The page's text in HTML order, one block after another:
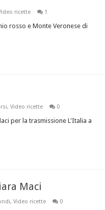
ricette 1
rosso e Monte Veronese di
, Video ricette 0
per la trasmissione L'Italia a
Maci
, Video ricette 0